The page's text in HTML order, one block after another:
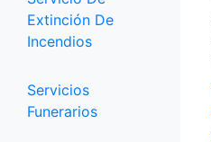
Extinción De
Incendios
Servicios
Funerarios